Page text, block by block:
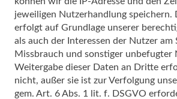
jeweiligen Nutzerhandlung speichern.
erfolgt auf Grundlage unserer
als auch der Interessen der Nutzer am
Missbrauch und sonstiger unbefugter
Weitergabe dieser Daten an Dritte
nicht, außer sie ist zur Verfolgung
gem. Art. 6 Abs. 1 lit. f. DSGVO